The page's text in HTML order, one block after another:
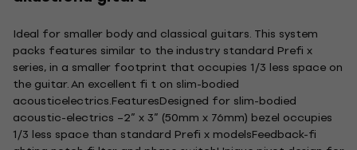
Ideal for smaller body and classical guitars. This system
packs features similar to the industry standard Prefi x
series, in a smaller footprint that occupies 1/3 less space on
the guitar. An excellent fi t on slim-bodied
acousticelectrics.FeaturesDesigned for slim-bodied
acoustic-electrics –2” x 3” (50mm x 76mm) bezel occupies
1/3 less space than standard Prefi x modelsFeedback-fi